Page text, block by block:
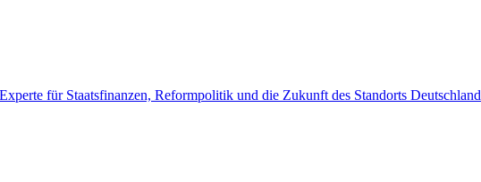
für Staatsfinanzen, Reformpolitik und die Zukunft des Standorts Deutschland